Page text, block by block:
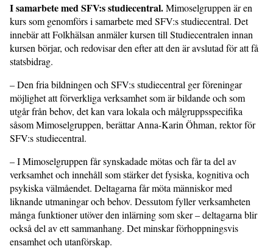
I samarbete med SFV:s studiecentral.Mimoselgruppen är en
kurs som genomförs i samarbete med SFV:s studiecentral. Det
innebär att Folkhälsan anmäler kursen till Studiecentralen innan
kursen börjar, och redovisar den efter att den är avslutad för att få
statsbidrag.
– Den fria bildningen och SFV:s studiecentral ger föreningar
möjlighet att förverkliga verksamhet som är bildande och som
utgår från behov, det kan vara lokala och målgruppsspecifika
såsom Mimoselgruppen, berättar Anna-Karin Öhman, rektor för
SFV:s studiecentral.
– I Mimoselgruppen får synskadade mötas och får ta del av
verksamhet och innehåll som stärker det fysiska, kognitiva och
psykiska välmåendet. Deltagarna får möta människor med
liknande utmaningar och behov. Dessutom fyller verksamheten
många funktioner utöver den inlärning som sker – deltagarna blir
också del av ett sammanhang. Det minskar förhoppningsvis
ensamhet och utanförskap.